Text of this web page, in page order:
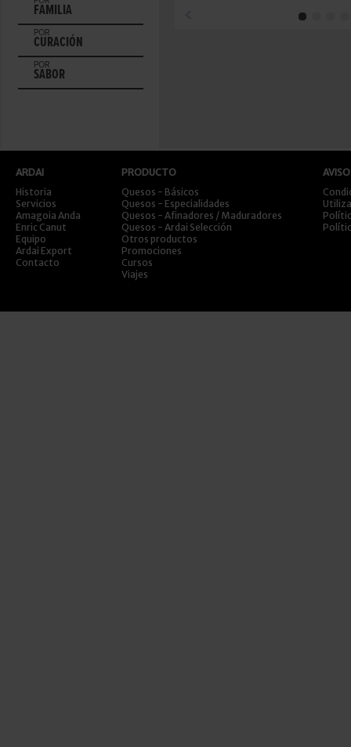
FAMILIA
POR
CURACIÓN
POR
SABOR
ARDAI
Historia
Servicios
Amagoia Anda
Enric Canut
Equipo
Ardai Export
Contacto
PRODUCTO
Quesos - Básicos
Quesos - Especialidades
Quesos - Afinadores / Maduradores
Quesos - Ardai Selección
Otros productos
Promociones
Cursos
Viajes